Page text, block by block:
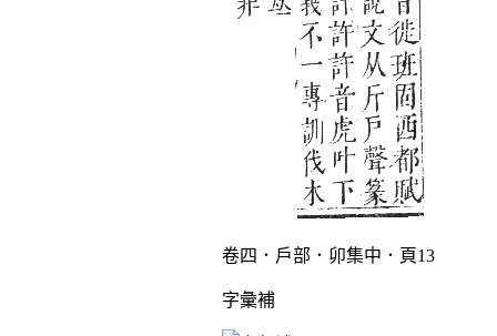
卷四．戶部．卯集中．頁13
字彙補